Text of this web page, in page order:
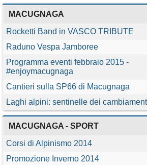
MACUGNAGA
Rocketti Band in VASCO TRIBUTE
Raduno Vespa Jamboree
Programma eventi febbraio 2015 -
#enjoymacugnaga
Cantieri sulla SP66 di Macugnaga
Laghi alpini: sentinelle dei
MACUGNAGA - SPORT
Corsi di Alpinismo 2014
Promozione Inverno 2014